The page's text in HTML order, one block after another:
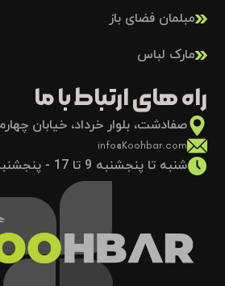
مبلمان فضای باز
مارک لباس
راه های ارتباط با ما
صفادشت، بلوار خرداد، خیابان چهارم
info@Koohbar.com
شنبه تا پنجشنبه 9 تا 17 - پنجشنبه 9 تا 13